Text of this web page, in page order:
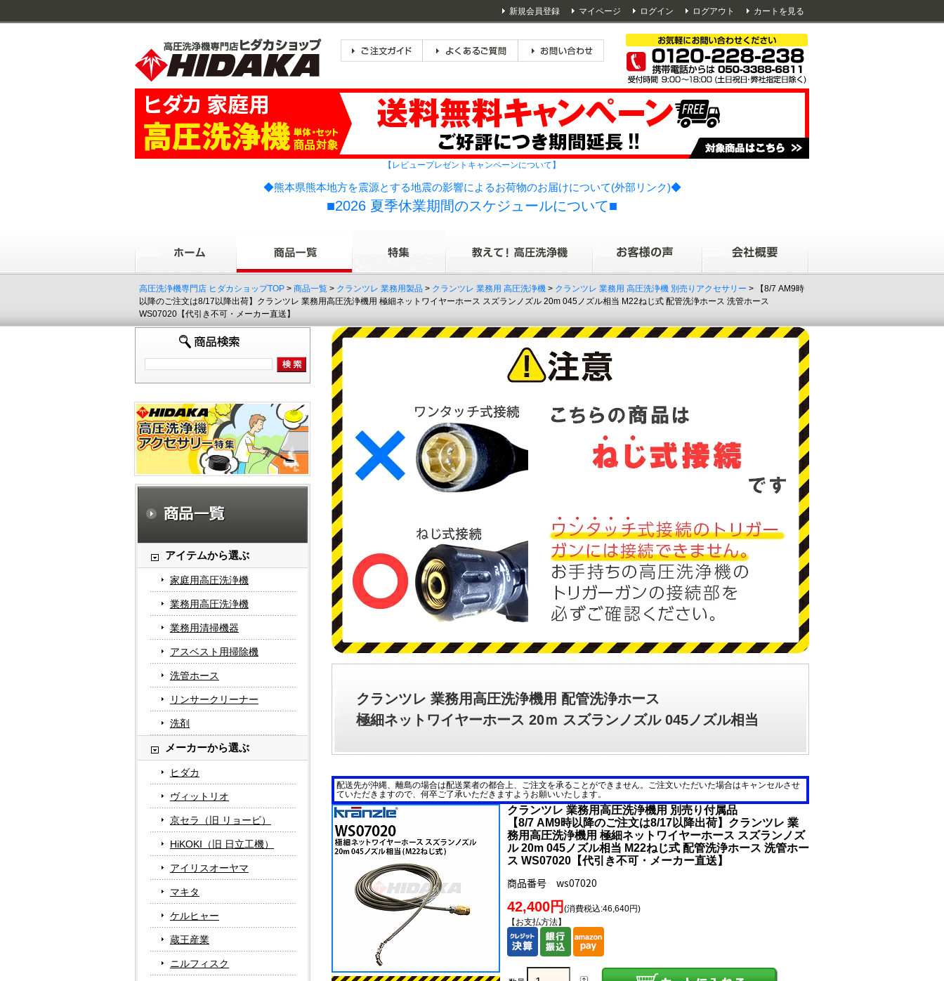
新規会員登録 マイページ ログイン ログアウト カートを見る
【レビュープレゼントキャンペーンについて】
◆熊本県熊本地方を震源とする地震の影響によるお荷物のお届けについて(外部リンク)◆
■2026 夏季休業期間のスケジュールについて■
高圧洗浄機専門店 ヒダカショップTOP > 商品一覧 > クランツレ 業務用製品 > クランツレ 業務用 高圧洗浄機 > クランツレ 業務用 高圧洗浄機 別売りアクセサリー > 【8/7 AM9時
以降のご注文は8/17以降出荷】クランツレ 業務用高圧洗浄機用 極細ネットワイヤーホース スズランノズル 20m 045ノズル相当 M22ねじ式 配管洗浄ホース 洗管ホース
WS07020【代引き不可・メーカー直送】
アイテムから選ぶ
家庭用高圧洗浄機
業務用高圧洗浄機
業務用清掃機器
アスベスト用掃除機
洗管ホース
リンサークリーナー
洗剤
メーカーから選ぶ
ヒダカ
ヴィットリオ
京セラ（旧 リョービ）
HiKOKI（旧 日立工機）
アイリスオーヤマ
マキタ
ケルヒャー
蔵王産業
ニルフィスク
クランツレ 業務用高圧洗浄機用 配管洗浄ホース
極細ネットワイヤーホース 20ｍ スズランノズル 045ノズル相当
配送先が沖縄、離島の場合は配送業者の都合上、ご注文を承ることができません。ご注文いただいた場合はキャンセルさせ
ていただきますので、何卒ご了承いただきますようお願いいたします。
クランツレ 業務用高圧洗浄機用 別売り付属品
【8/7 AM9時以降のご注文は8/17以降出荷】クランツレ 業
務用高圧洗浄機用 極細ネットワイヤーホース スズランノズ
ル 20m 045ノズル相当 M22ねじ式 配管洗浄ホース 洗管ホー
ス WS07020【代引き不可・メーカー直送】
商品番号 ws07020
42,400円 (消費税込:46,640円)
【お支払方法】